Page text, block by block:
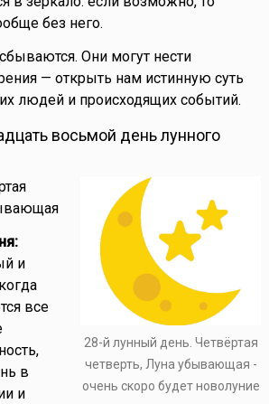
без него.
Они могут нести
— открыть нам истинную суть
людей и происходящих событий.
восьмой день лунного
28-й лунный день. Четвёртая
четверть, Луна убывающая -
очень скоро будет новолуние
и
все
в
и